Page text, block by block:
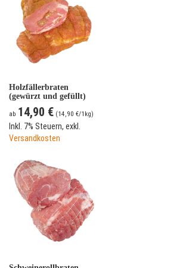
Holzfällerbraten
(gewürzt und gefüllt)
ab 14,90 € (14,90 €/1kg)
Inkl. 7% Steuern, exkl.
Versandkosten